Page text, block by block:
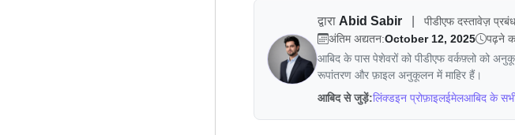
द्वारा Abid Sabir
पीडीएफ दस्तावेज़
अंतिम अद्यतन:October 12, 2025 पढ़ने
आबिद के पास पेशेवरों को पीडीएफ वर्कफ़्लो को
रूपांतरण और फ़ाइल अनुकूलन में माहिर हैं।
आबिद से जुड़ें:लिंक्डइन प्रोफ़ाइलईमेलआबिद के